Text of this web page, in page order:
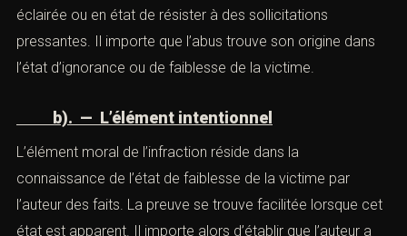
a). — L’élément matériel
excessive de l’état de la victime pour l’obliger à un acte
pressantes. Il importe que l’abus trouve son origine dans
l’état d’ignorance ou de faiblesse de la victime.